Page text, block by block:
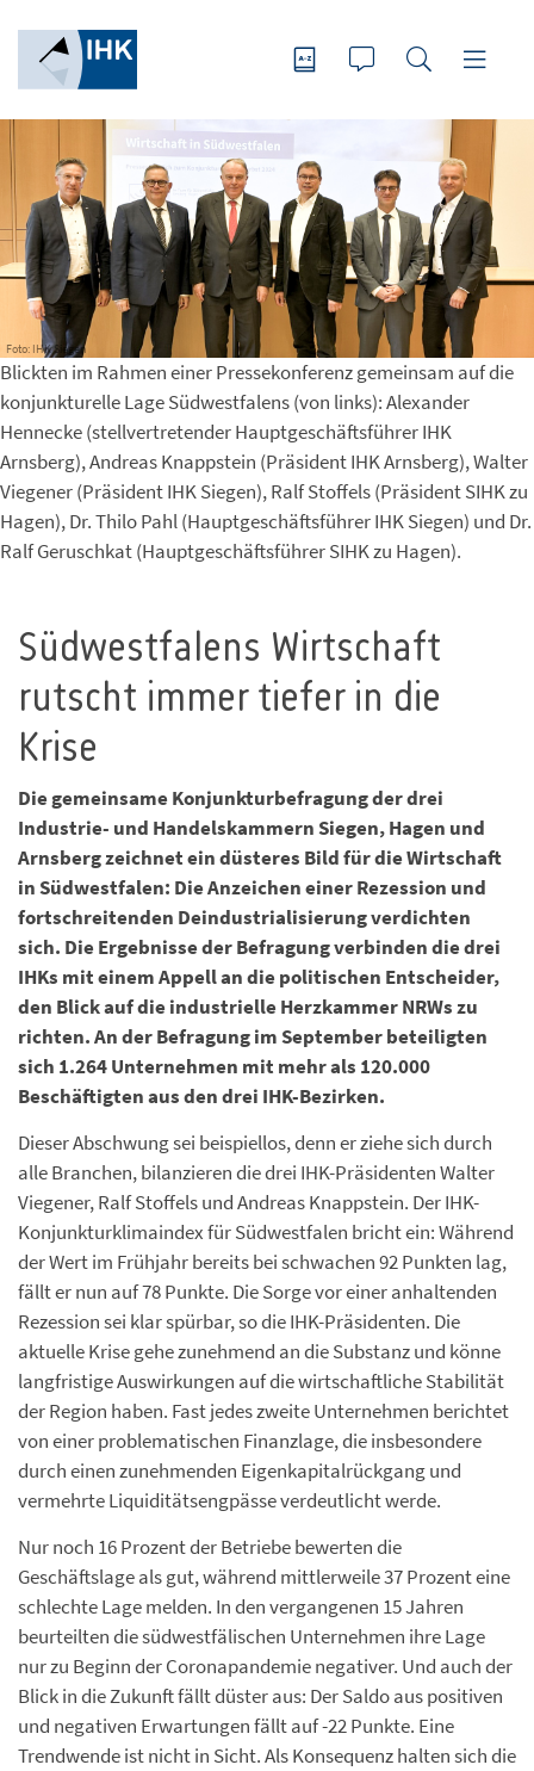
Foto: IHK Siegen
Blickten im Rahmen einer Pressekonferenz gemeinsam auf die
konjunkturelle Lage Südwestfalens (von links): Alexander
Hennecke (stellvertretender Hauptgeschäftsführer IHK
Arnsberg), Andreas Knappstein (Präsident IHK Arnsberg), Walter
Viegener (Präsident IHK Siegen), Ralf Stoffels (Präsident SIHK zu
Hagen), Dr. Thilo Pahl (Hauptgeschäftsführer IHK Siegen) und Dr.
Ralf Geruschkat (Hauptgeschäftsführer SIHK zu Hagen).
Südwestfalens Wirtschaft
rutscht immer tiefer in die
Krise
Die gemeinsame Konjunkturbefragung der drei
Industrie- und Handelskammern Siegen, Hagen und
Arnsberg zeichnet ein düsteres Bild für die Wirtschaft
in Südwestfalen: Die Anzeichen einer Rezession und
fortschreitenden Deindustrialisierung verdichten
sich. Die Ergebnisse der Befragung verbinden die drei
IHKs mit einem Appell an die politischen Entscheider,
den Blick auf die industrielle Herzkammer NRWs zu
richten. An der Befragung im September beteiligten
sich 1.264 Unternehmen mit mehr als 120.000
Beschäftigten aus den drei IHK-Bezirken.
Dieser Abschwung sei beispiellos, denn er ziehe sich durch
alle Branchen, bilanzieren die drei IHK-Präsidenten Walter
Viegener, Ralf Stoffels und Andreas Knappstein. Der IHK-
Konjunkturklimaindex für Südwestfalen bricht ein: Während
der Wert im Frühjahr bereits bei schwachen 92 Punkten lag,
fällt er nun auf 78 Punkte. Die Sorge vor einer anhaltenden
Rezession sei klar spürbar, so die IHK-Präsidenten. Die
aktuelle Krise gehe zunehmend an die Substanz und könne
langfristige Auswirkungen auf die wirtschaftliche Stabilität
der Region haben. Fast jedes zweite Unternehmen berichtet
von einer problematischen Finanzlage, die insbesondere
durch einen zunehmenden Eigenkapitalrückgang und
vermehrte Liquiditätsengpässe verdeutlicht werde.
Nur noch 16 Prozent der Betriebe bewerten die
Geschäftslage als gut, während mittlerweile 37 Prozent eine
schlechte Lage melden. In den vergangenen 15 Jahren
beurteilten die südwestfälischen Unternehmen ihre Lage
nur zu Beginn der Coronapandemie negativer. Und auch der
Blick in die Zukunft fällt düster aus: Der Saldo aus positiven
und negativen Erwartungen fällt auf -22 Punkte. Eine
Trendwende ist nicht in Sicht. Als Konsequenz halten sich die